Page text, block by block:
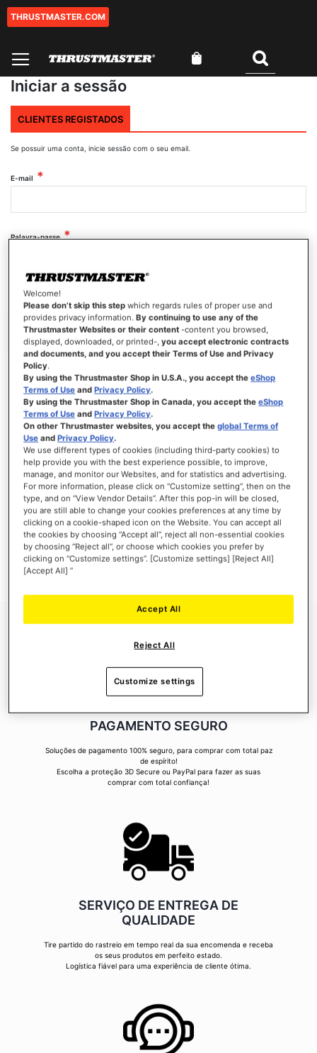
Conteúdo
THRUSTMASTER.COM
O Meu Carrinho
Iniciar a sessão
CLIENTES REGISTADOS
Se possuir uma conta, inicie sessão com o seu email.
E-mail
Palavra-passe
Mostrar palavra-passe
INICIAR SESSÃO
Esqueceu-se da Palavra-passe?
NOVOS CLIENTES
Criar uma conta online tem muitas vantagens: finalizar as encomendas mais
rapidamente, gravar mais que uma morada, seguir o estado das suas encomendas e
muito mais.
CRIAR UMA CONTA
PAGAMENTO SEGURO
Soluções de pagamento 100% seguro, para comprar com total paz
de espírito!
Escolha a proteção 3D Secure ou PayPal para fazer as suas
comprar com total confiança!
SERVIÇO DE ENTREGA DE
QUALIDADE
Tire partido do rastreio em tempo real da sua encomenda e receba
os seus produtos em perfeito estado.
Logística fiável para uma experiência de cliente ótima.
Welcome!
Please don’t skip this step which regards rules of proper use and
provides privacy information.By continuing to use any of the
Thrustmaster Websites or their content -content you browsed,
displayed, downloaded, or printed-,you accept electronic contracts
and documents, and you accept their Terms of Use and Privacy
Policy.
By using the Thrustmaster Shop in U.S.A., you accept theeShop
Terms of Use andPrivacy Policy.
By using the Thrustmaster Shop in Canada, you accept theeShop
Terms of Use andPrivacy Policy.
On other Thrustmaster websites, you accept theglobal Terms of
Use andPrivacy Policy.
We use different types of cookies (including third-party cookies) to
help provide you with the best experience possible, to improve,
manage, and monitor our Websites, and for statistics and advertising.
For more information, please click on “Customize setting”, then on the
type, and on “View Vendor Details”. After this pop-in will be closed,
you are still able to change your cookies preferences at any time by
clicking on a cookie-shaped icon on the Website. You can accept all
the cookies by choosing “Accept all”, reject all non-essential cookies
by choosing “Reject all”, or choose which cookies you prefer by
clicking on “Customize settings”. [Customize settings] [Reject All]
[Accept All] ”
Reject All
Accept All
Customize settings